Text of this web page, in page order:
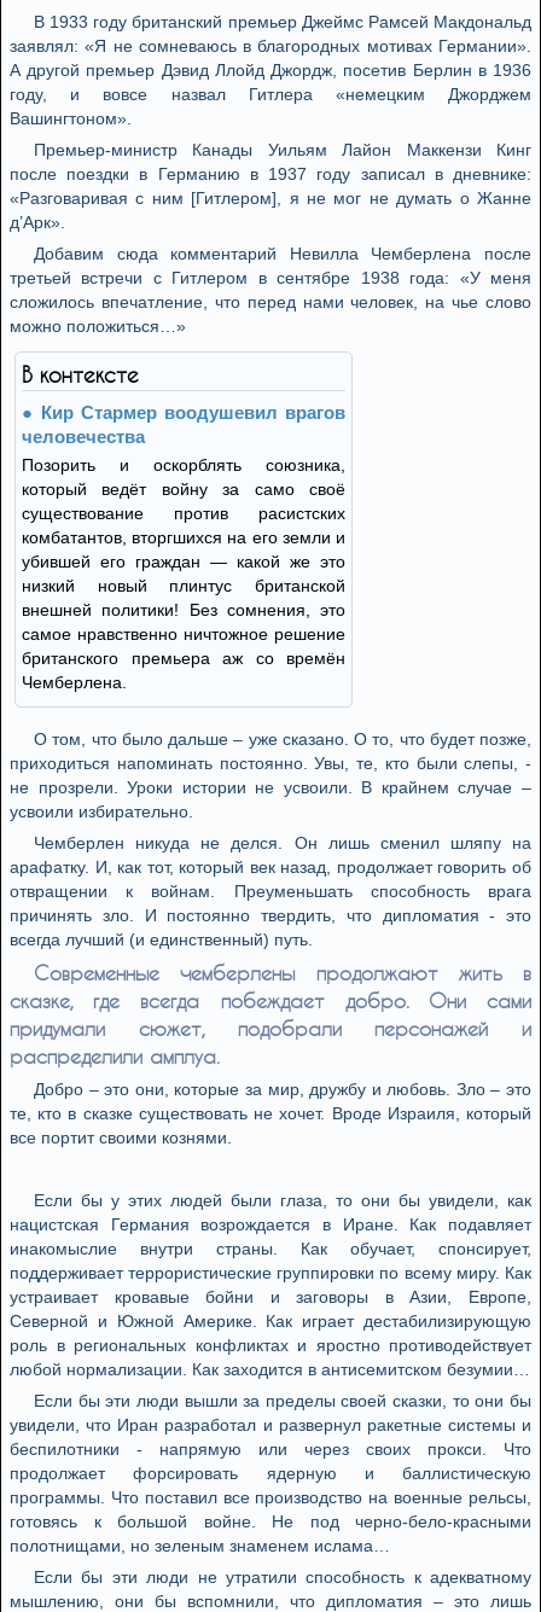
В 1933 году британский премьер Джеймс Рамсей Макдональд
заявлял: «Я не сомневаюсь в благородных мотивах Германии».
А другой премьер Дэвид Ллойд Джордж, посетив Берлин в 1936
году, и вовсе назвал Гитлера «немецким Джорджем
Вашингтоном».
Премьер-министр Канады Уильям Лайон Маккензи Кинг
после поездки в Германию в 1937 году записал в дневнике:
«Разговаривая с ним [Гитлером], я не мог не думать о Жанне
д’Арк».
Добавим сюда комментарий Невилла Чемберлена после
третьей встречи с Гитлером в сентябре 1938 года: «У меня
сложилось впечатление, что перед нами человек, на чье слово
можно положиться…»
В контексте
Кир Стармер воодушевил врагов
человечества
Позорить и оскорблять союзника,
который ведёт войну за само своё
существование против расистских
комбатантов, вторгшихся на его земли и
убившей его граждан — какой же это
низкий новый плинтус британской
внешней политики! Без сомнения, это
самое нравственно ничтожное решение
британского премьера аж со времён
Чемберлена.
О том, что было дальше – уже сказано. О то, что будет позже,
приходиться напоминать постоянно. Увы, те, кто были слепы, -
не прозрели. Уроки истории не усвоили. В крайнем случае –
усвоили избирательно.
Чемберлен никуда не делся. Он лишь сменил шляпу на
арафатку. И, как тот, который век назад, продолжает говорить об
отвращении к войнам. Преуменьшать способность врага
причинять зло. И постоянно твердить, что дипломатия - это
всегда лучший (и единственный) путь.
Современные чемберлены продолжают жить в
сказке, где всегда побеждает добро. Они сами
придумали сюжет, подобрали персонажей и
распределили амплуа.
Добро – это они, которые за мир, дружбу и любовь. Зло – это
те, кто в сказке существовать не хочет. Вроде Израиля, который
все портит своими кознями.
Если бы у этих людей были глаза, то они бы увидели, как
нацистская Германия возрождается в Иране. Как подавляет
инакомыслие внутри страны. Как обучает, спонсирует,
поддерживает террористические группировки по всему миру. Как
устраивает кровавые бойни и заговоры в Азии, Европе,
Северной и Южной Америке. Как играет дестабилизирующую
роль в региональных конфликтах и яростно противодействует
любой нормализации. Как заходится в антисемитском безумии…
Если бы эти люди вышли за пределы своей сказки, то они бы
увидели, что Иран разработал и развернул ракетные системы и
беспилотники - напрямую или через своих прокси. Что
продолжает форсировать ядерную и баллистическую
программы. Что поставил все производство на военные рельсы,
готовясь к большой войне. Не под черно-бело-красными
полотнищами, но зеленым знаменем ислама…
Если бы эти люди не утратили способность к адекватному
мышлению, они бы вспомнили, что дипломатия – это лишь